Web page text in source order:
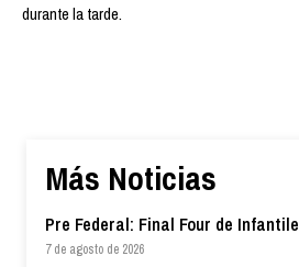
durante la tarde.
Más Noticias
Pre Federal: Final Four de
7 de agosto de 2026